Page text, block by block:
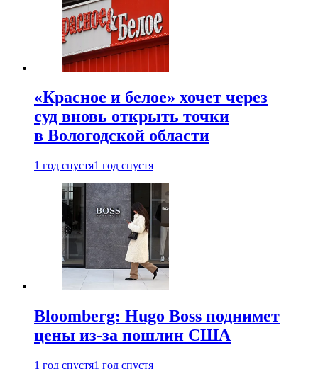
«Красное и белое» хочет через
суд вновь открыть точки
в Вологодской области
1 год спустя1 год спустя
Bloomberg: Hugo Boss поднимет
цены из-за пошлин США
1 год спустя1 год спустя